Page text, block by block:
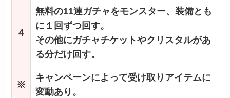
４
無料の11連ガチャをモンスター、装備とも
に１回ずつ回す。
その他にガチャチケットやクリスタルがあ
る分だけ回す。
※
キャンペーンによって受け取りアイテムに
変動あり。